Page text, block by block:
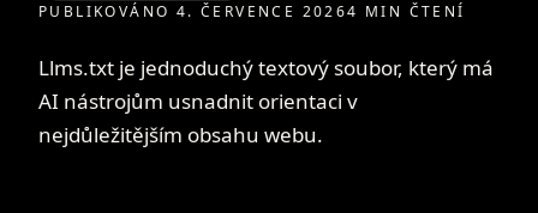
PUBLIKOVÁNO 4. ČERVENCE 20264 MIN ČTENÍ
Llms.txt je jednoduchý textový soubor, který má
AI nástrojům usnadnit orientaci v
nejdůležitějším obsahu webu.